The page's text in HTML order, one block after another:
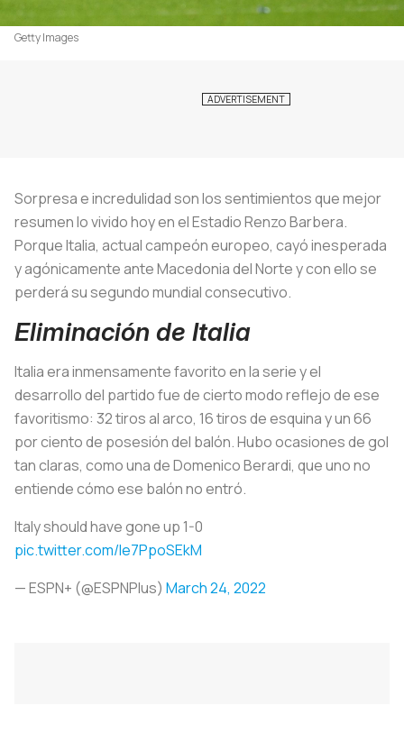
Getty Images
Sorpresa e incredulidad son los sentimientos que mejor
resumen lo vivido hoy en el Estadio Renzo Barbera.
Porque Italia, actual campeón europeo, cayó inesperada
y agónicamente ante Macedonia del Norte y con ello se
perderá su segundo mundial consecutivo.
Eliminación de Italia
Italia era inmensamente favorito en la serie y el
desarrollo del partido fue de cierto modo reflejo de ese
favoritismo: 32 tiros al arco, 16 tiros de esquina y un 66
por ciento de posesión del balón. Hubo ocasiones de gol
tan claras, como una de Domenico Berardi, que uno no
entiende cómo ese balón no entró.
Italy should have gone up 1-0
pic.twitter.com/le7PpoSEkM
— ESPN+ (@ESPNPlus) March 24, 2022